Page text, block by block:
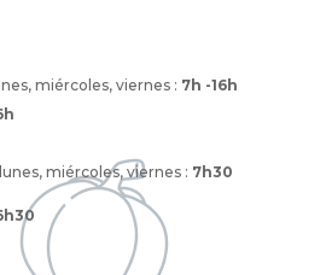
miércoles, viernes : 7h -16h
miércoles, viernes : 7h30